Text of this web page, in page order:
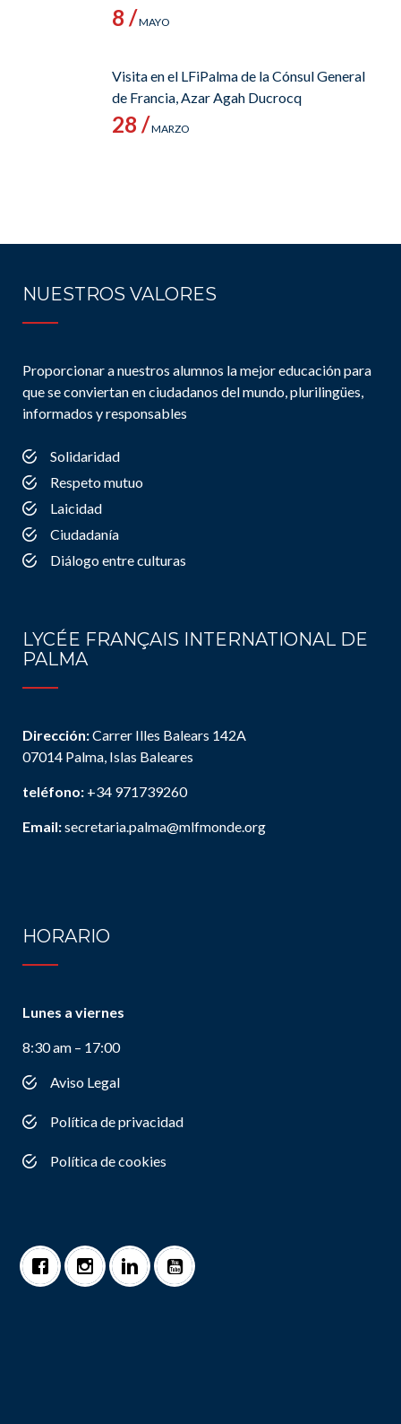
8 /MAYO
Visita en el LFiPalma de la Cónsul General
de Francia, Azar Agah Ducrocq
28 /MARZO
NUESTROS VALORES
Proporcionar a nuestros alumnos la mejor educación para
que se conviertan en ciudadanos del mundo, plurilingües,
informados y responsables
Solidaridad
Respeto mutuo
Laicidad
Ciudadanía
Diálogo entre culturas
LYCÉE FRANÇAIS INTERNATIONAL DE
PALMA
Dirección:Carrer Illes Balears 142A
07014 Palma, Islas Baleares
teléfono: +34 971739260
Email:secretaria.palma@mlfmonde.org
HORARIO
Lunes a viernes
8:30 am – 17:00
Aviso Legal
Política de privacidad
Política de cookies